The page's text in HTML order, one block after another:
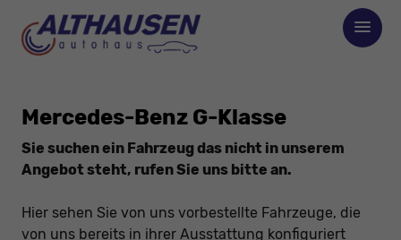
Mercedes-Benz G-Klasse
Sie suchen ein Fahrzeug das nicht in unserem
Angebot steht, rufen Sie uns bitte an.
Hier sehen Sie von uns vorbestellte Fahrzeuge, die
von uns bereits in ihrer Ausstattung konfiguriert